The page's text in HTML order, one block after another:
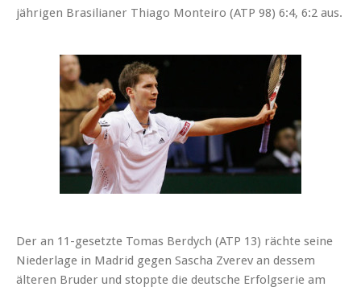
jährigen Brasilianer Thiago Monteiro (ATP 98) 6:4, 6:2 aus.
Der an 11-gesetzte Tomas Berdych (ATP 13) rächte seine
Niederlage in Madrid gegen Sascha Zverev an dessem
älteren Bruder und stoppte die deutsche Erfolgserie am